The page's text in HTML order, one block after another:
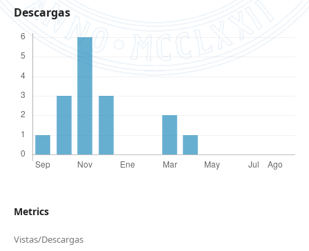
Descargas
Metrics
Vistas/Descargas